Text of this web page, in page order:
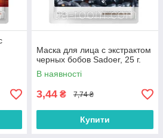
Маска для лица с экстрактом
черных бобов Sadoer, 25 г.
В наявності
3,44 ₴ 7,74 ₴
Купити